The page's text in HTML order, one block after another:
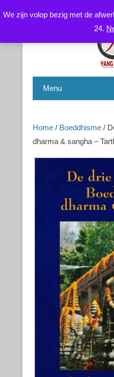
We zijn volop bezig met de
24.
CNYS-TCM
Menu
Home / Boeddhisme /
dharma & sangha –